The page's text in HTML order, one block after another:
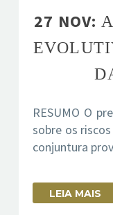
27 NOV:
RESUMO O
sobre os
conjuntura
LEIA MAIS